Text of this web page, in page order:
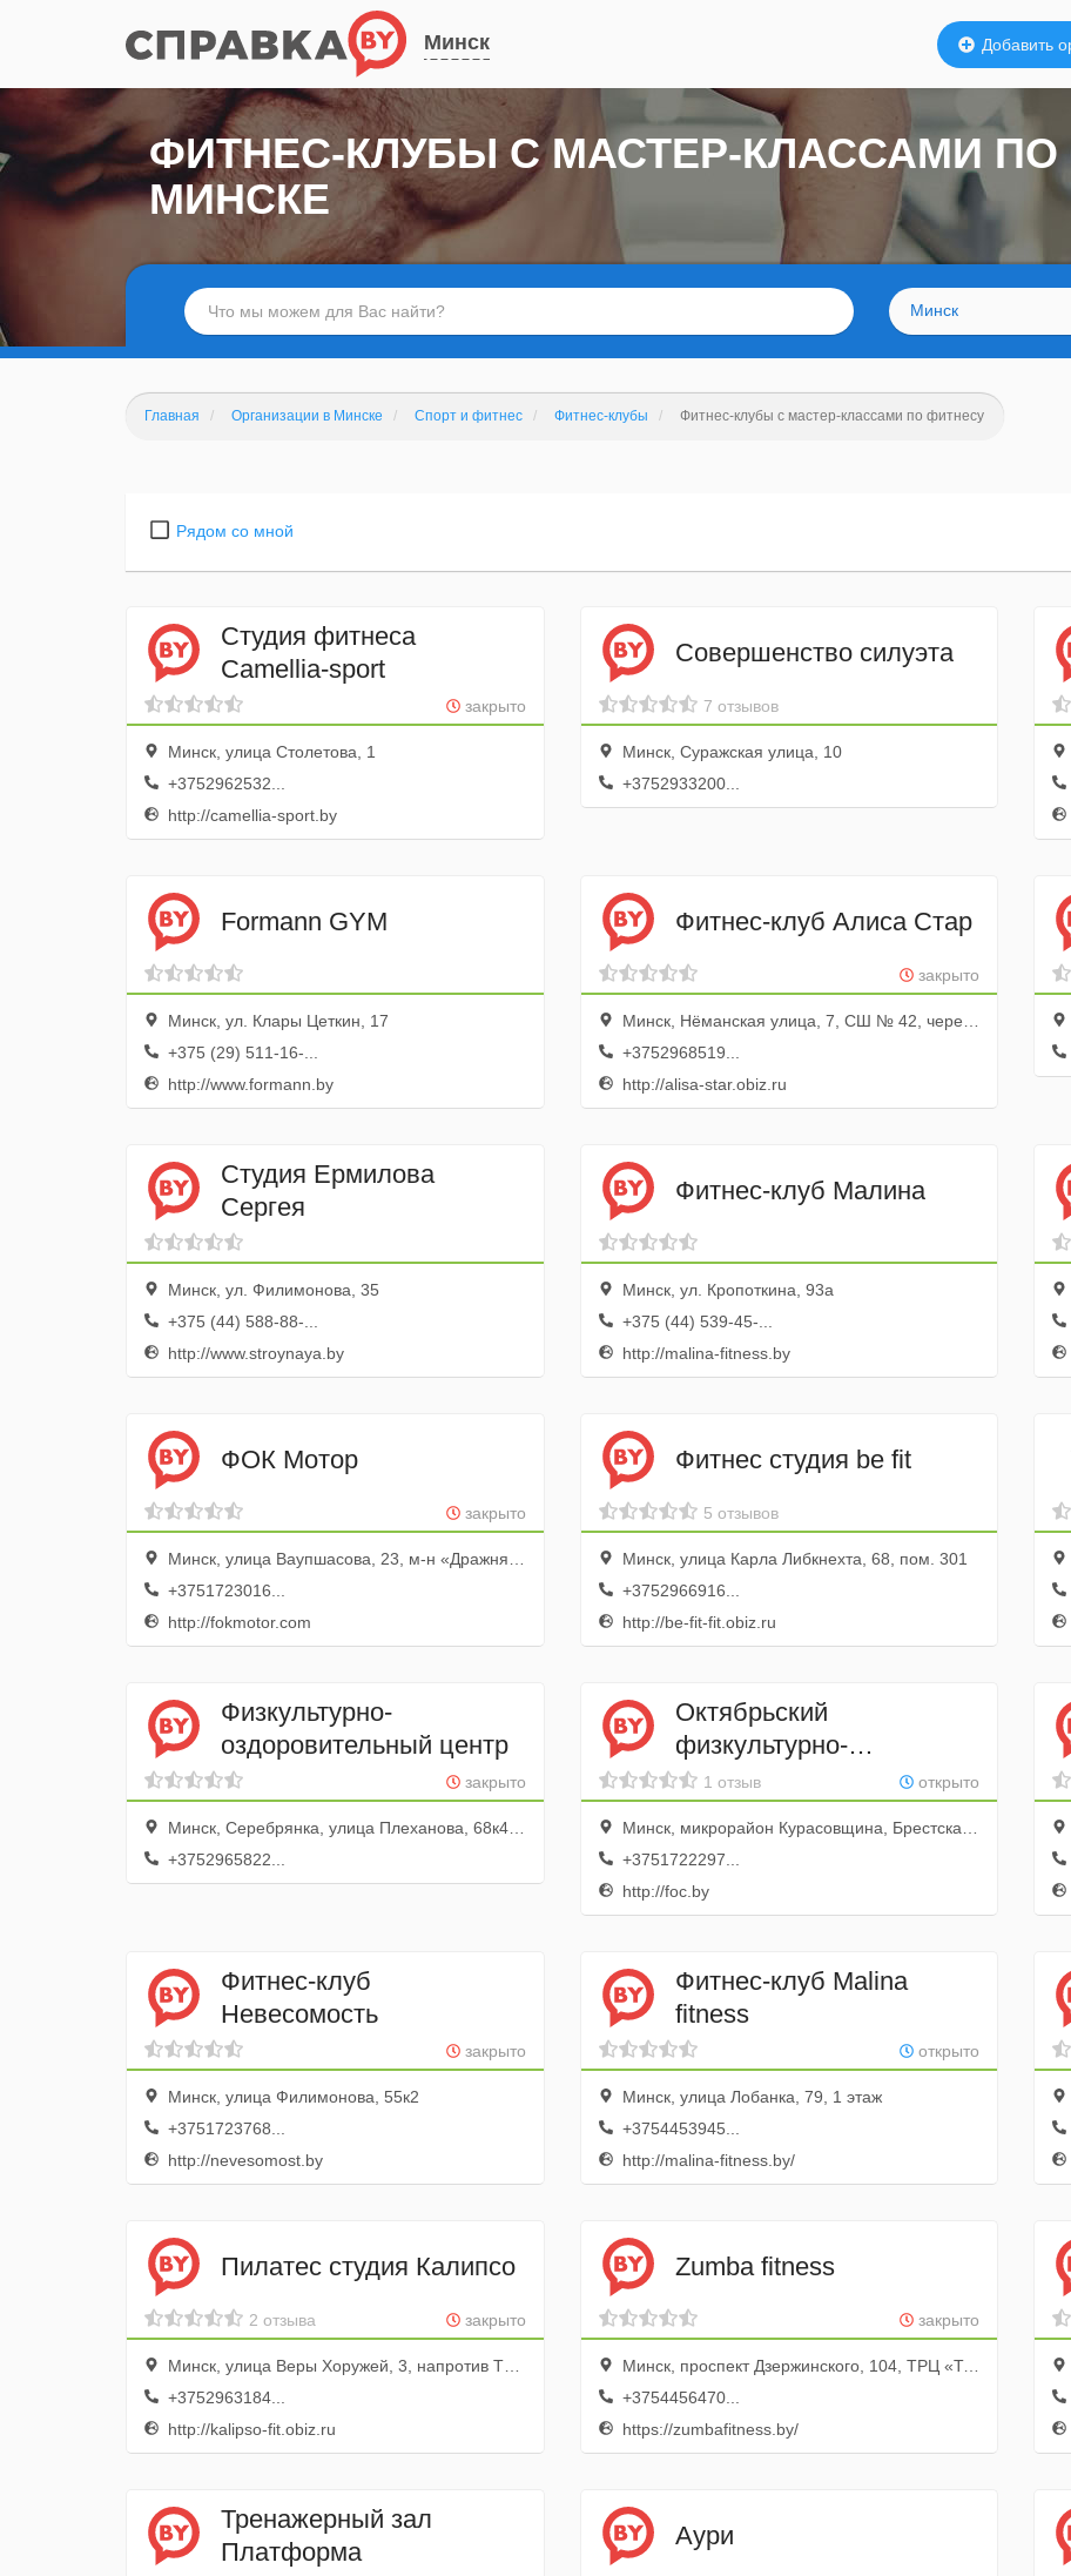
Минск Добавить
Минск
ФИТНЕС-КЛУБЫ C МАСТЕР-КЛАССАМИ
МИНСКЕ
Главная Организации в Минске Спорт и фитнес Фитнес-клубы Фитнес-клубы c мастер-классами по фитнесу
Рядом со мной
Студия фитнеса
Camellia-sport
закрыто
Минск, улица Столетова, 1
+3752962532...
http://camellia-sport.by
Совершенство силуэта
7 отзывов
Минск, Суражская улица, 10
+3752933200...
Formann GYM
Минск, ул. Клары Цеткин, 17
+375 (29) 511-16-...
http://www.formann.by
Фитнес-клуб Алиса Стар
закрыто
Минск, Нёманская улица, 7, СШ № 42, через центральный вход налево (левое крыло), 3-ий этаж, справа кабинет «Зал хореографии и ритмики», каб. 310
+3752968519...
http://alisa-star.obiz.ru
Студия Ермилова
Сергея
Минск, ул. Филимонова, 35
+375 (44) 588-88-...
http://www.stroynaya.by
Фитнес-клуб Малина
Минск, ул. Кропоткина, 93а
+375 (44) 539-45-...
http://malina-fitness.by
ФОК Мотор
закрыто
Минск, улица Ваупшасова, 23, м-н «Дражня», Профессионально-технический колледж, РИПО
+3751723016...
http://fokmotor.com
Фитнес студия be fit
5 отзывов
Минск, улица Карла Либкнехта, 68, пом. 301
+3752966916...
http://be-fit-fit.obiz.ru
Физкультурно-
оздоровительный центр
закрыто
Минск, Серебрянка, улица Плеханова, 68к4, 2 этаж
+3752965822...
Октябрьский
физкультурно-
оздоровительный центр
открыто
1 отзыв
Минск, микрорайон Курасовщина, Брестская улица, 90
+3751722297...
http://foc.by
Фитнес-клуб
Невесомость
закрыто
Минск, улица Филимонова, 55к2
+3751723768...
http://nevesomost.by
Фитнес-клуб Malina
fitness
открыто
Минск, улица Лобанка, 79, 1 этаж
+3754453945...
http://malina-fitness.by/
Пилатес студия Калипсо
закрыто
2 отзыва
Минск, улица Веры Хоружей, 3, напротив ТЦ» Импульс»
+3752963184...
http://kalipso-fit.obiz.ru
Zumba fitness
закрыто
Минск, проспект Дзержинского, 104, ТРЦ «Титан», вход со стороны м-на «Евроопт» на 4 этаж
+3754456470...
https://zumbafitness.by/
Тренажерный зал
Платформа
Аури